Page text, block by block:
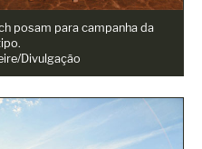
posam para campanha da
Divulgação